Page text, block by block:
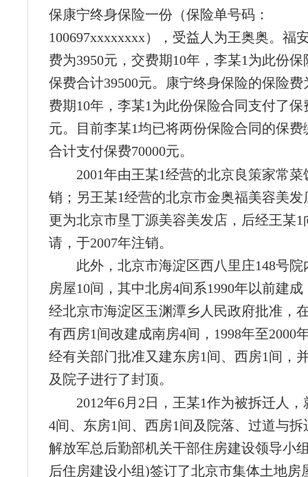
保康宁终身保险一份（保险单号码：
100697xxxxxxxx），受益人为王奥奥。福
费为3950元，交费期10年，李某1为此份
保费合计39500元。康宁终身保险的保险费
费期10年，李某1为此份保险合同支付了保
元。目前李某1均已将两份保险合同的保费
合计支付保费70000元。
2001年由王某1经营的北京良策家常
销；另王某1经营的北京市金奥福美容美发
更为北京市垦丁源美容美发店，后经王某1
请，于2007年注销。
此外，北京市海淀区西八里庄148号院
房屋10间，其中北房4间系1990年以前建成
经北京市海淀区玉渊潭乡人民政府批准，
有西房1间改建成南房4间，1998年至2000
经有关部门批准又建东房1间、西房1间，
及院子进行了封顶。
2012年6月2日，王某1作为被拆迁人
4间、东房1间、西房1间及院落、过道与
解放军总后勤部机关干部住房建设领导小
后住房建设小组)签订了北京市集体土地房